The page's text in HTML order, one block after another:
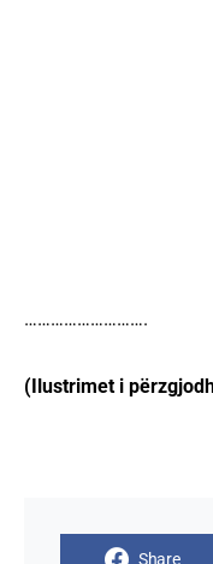
……………………….
(Ilustrimet i
Share